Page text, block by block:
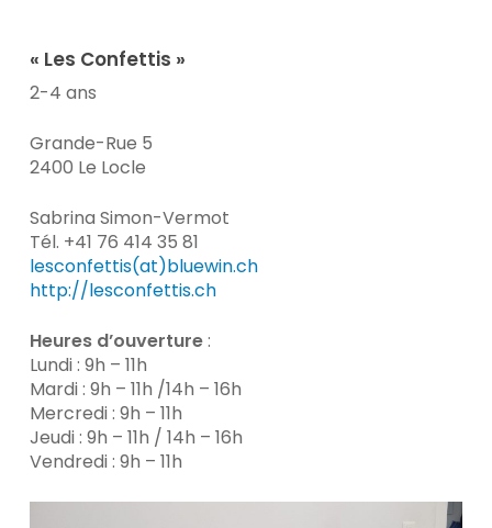
« Les Confettis »
2-4 ans
Grande-Rue 5
2400 Le Locle
Sabrina Simon-Vermot
Tél. +41 76 414 35 81
lesconfettis(at)bluewin.ch
http://lesconfettis.ch
Heures d’ouverture:
Lundi : 9h – 11h
Mardi : 9h – 11h /14h – 16h
Mercredi : 9h – 11h
Jeudi : 9h – 11h / 14h – 16h
Vendredi : 9h – 11h